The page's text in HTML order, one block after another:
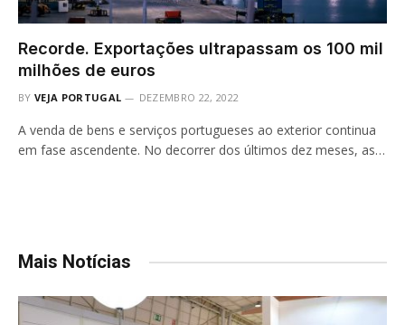
Recorde. Exportações ultrapassam os 100 mil
milhões de euros
BY VEJA PORTUGAL DEZEMBRO 22, 2022
A venda de bens e serviços portugueses ao exterior continua
em fase ascendente. No decorrer dos últimos dez meses, as…
Mais Notícias